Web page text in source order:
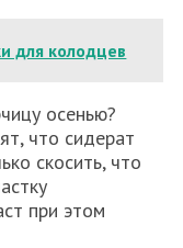
для колодцев
осенью?
что сидерат
скосить, что
при этом